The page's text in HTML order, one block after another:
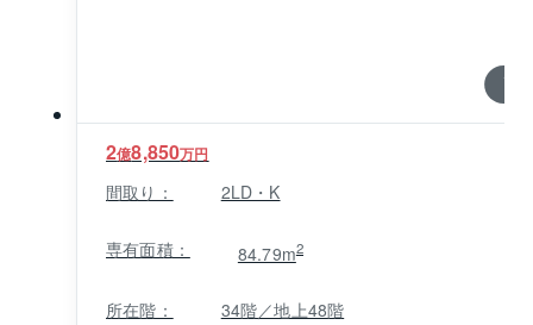
1 / 0
2億8,850万円
間取り： 2LD・K
専有面積： 84.79m2
所在階： 34階／地上48階